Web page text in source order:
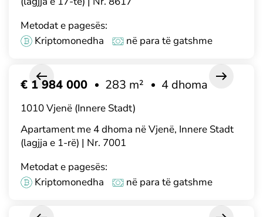
Metodat e pagesës:
Kriptomonedha
në para të gatshme
Apartament me 4 dhoma në Vjenë, Innere Stadt
(lagjja e 1-rë) | Nr. 7001
€ 1 984 000 283 m² 4 dhoma
1010 Vjenë (Innere Stadt)
Metodat e pagesës:
Kriptomonedha
në para të gatshme